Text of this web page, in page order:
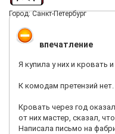
Город: Санкт-Петербург
впечатление
Я купила у них и кровать
К комодам претензий нет.
Кровать через год
от них мастер, сказал,
Написала письмо на